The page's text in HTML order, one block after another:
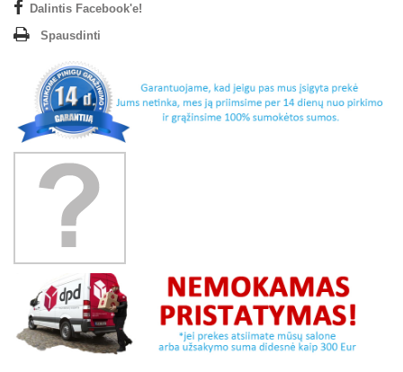
Dalintis Facebook'e!
Spausdinti